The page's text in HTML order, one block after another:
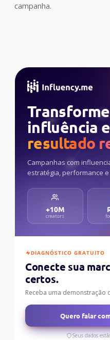
campanha.
Transforme
influência
resultado
Campanhas com
estratégia, performance e
+10M
creators
DIAGNÓSTICO GRATUITO
Conecte sua
certos.
Receba uma demonstração
Quero falar
Seus dados